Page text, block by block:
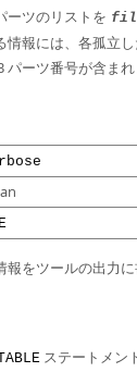
ーツのリストを
情報には、各孤立
ーツ番号が含まれ
をツールの出力に
ステートメン